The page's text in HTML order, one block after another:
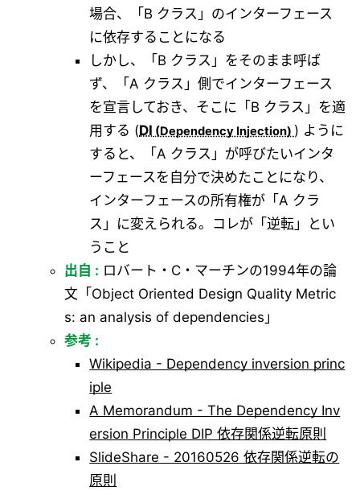
場合、「B クラス」のインターフェース
に依存することになる
しかし、「B クラス」をそのまま呼ば
ず、「A クラス」側でインターフェース
を宣言しておき、そこに「B クラス」を適
用する (DI
) ように
すると、「A クラス」が呼びたいインタ
ーフェースを自分で決めたことになり、
インターフェースの所有権が「A クラ
ス」に変えられる。コレが「逆転」とい
うこと
出自 : ロバート・C・マーチンの1994年の論
文「Object Oriented Design Quality Metric
s: an analysis of dependencies」
参考 :
Wikipedia - Dependency inversion princ
iple
A Memorandum - The Dependency Inv
ersion Principle DIP 依存関係逆転原則
SlideShare - 20160526 依存関係逆転の
原則